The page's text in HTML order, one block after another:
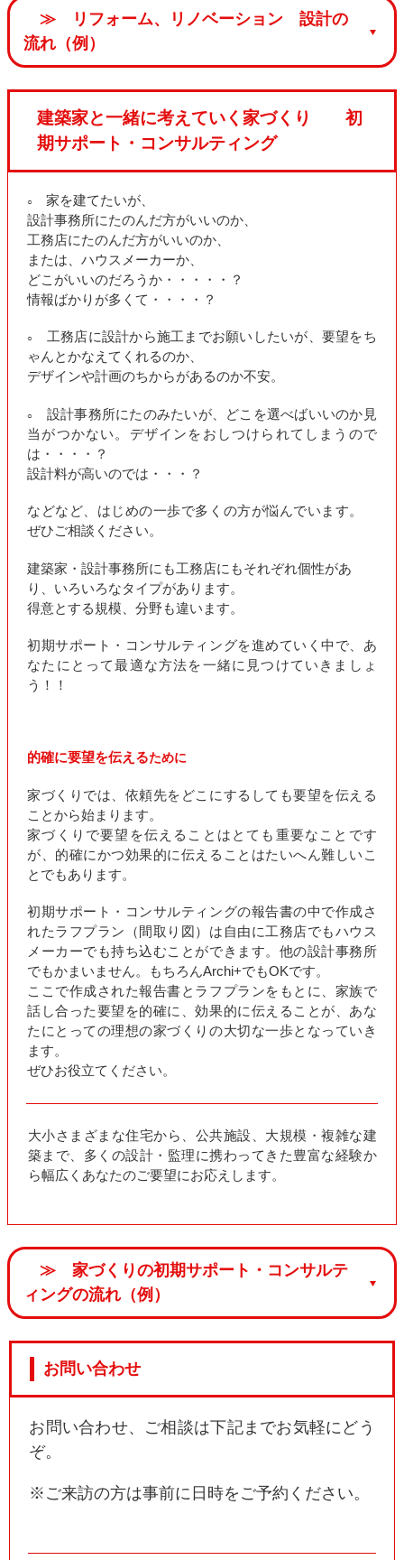
≫ リフォーム、リノベーション 設計の
流れ（例）
建築家と一緒に考えていく家づくり 初
期サポート・コンサルティング
○
家を建てたいが、
設計事務所にたのんだ方がいいのか、
工務店にたのんだ方がいいのか、
または、ハウスメーカーか、
どこがいいのだろうか・・・・・？
情報ばかりが多くて・・・・？
○
工務店に設計から施工までお願いしたいが、要望をち
ゃんとかなえてくれるのか、
デザインや計画のちからがあるのか不安。
○
設計事務所にたのみたいが、どこを選べばいいのか見
当がつかない。デザインをおしつけられてしまうので
は・・・・？
設計料が高いのでは・・・？
などなど、はじめの一歩で多くの方が悩んでいます。
ぜひご相談ください。
建築家・設計事務所にも工務店にもそれぞれ個性があ
り、いろいろなタイプがあります。
得意とする規模、分野も違います。
初期サポート・コンサルティングを進めていく中で、あ
なたにとって最適な方法を一緒に見つけていきましょ
う！！
的確に要望を伝えるために
家づくりでは、依頼先をどこにするしても要望を伝える
ことから始まります。
家づくりで要望を伝えることはとても重要なことです
が、的確にかつ効果的に伝えることはたいへん難しいこ
とでもあります。
初期サポート・コンサルティングの報告書の中で作成さ
れたラフプラン（間取り図）は自由に工務店でもハウス
メーカーでも持ち込むことができます。他の設計事務所
でもかまいません。もちろんArchi+でもOKです。
ここで作成された報告書とラフプランをもとに、家族で
話し合った要望を的確に、効果的に伝えることが、あな
たにとっての理想の家づくりの大切な一歩となっていき
ます。
ぜひお役立てください。
大小さまざまな住宅から、公共施設、大規模・複雑な建
築まで、多くの設計・監理に携わってきた豊富な経験か
ら幅広くあなたのご要望にお応えします。
≫ 家づくりの初期サポート・コンサルテ
ィングの流れ（例）
お問い合わせ
お問い合わせ、ご相談は下記までお気軽にどう
ぞ。
※ご来訪の方は事前に日時をご予約ください。